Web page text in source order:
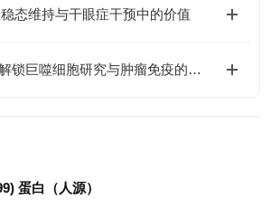
态维持与干眼症干预中的价值
人源M-CSF蛋白：解锁巨噬细胞研究与肿瘤免疫的科研密钥
蛋白（人源）